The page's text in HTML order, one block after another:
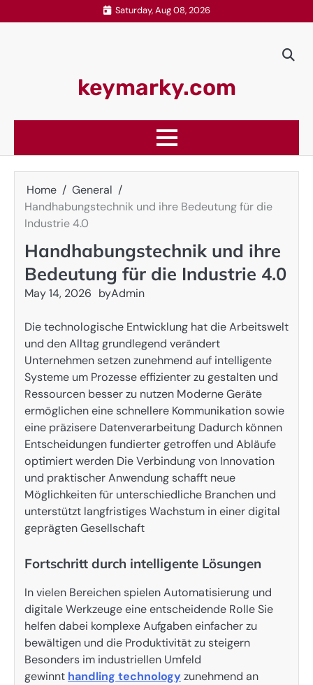
to
Saturday, Aug 08, 2026
keymarky.com
Home
General
Handhabungstechnik und ihre Bedeutung für die
Industrie 4.0
Handhabungstechnik und ihre
Bedeutung für die Industrie 4.0
May 14, 2026 byAdmin
Die technologische Entwicklung hat die Arbeitswelt
und den Alltag grundlegend verändert
Unternehmen setzen zunehmend auf intelligente
Systeme um Prozesse effizienter zu gestalten und
Ressourcen besser zu nutzen Moderne Geräte
ermöglichen eine schnellere Kommunikation sowie
eine präzisere Datenverarbeitung Dadurch können
Entscheidungen fundierter getroffen und Abläufe
optimiert werden Die Verbindung von Innovation
und praktischer Anwendung schafft neue
Möglichkeiten für unterschiedliche Branchen und
unterstützt langfristiges Wachstum in einer digital
geprägten Gesellschaft
Fortschritt durch intelligente Lösungen
In vielen Bereichen spielen Automatisierung und
digitale Werkzeuge eine entscheidende Rolle Sie
helfen dabei komplexe Aufgaben einfacher zu
bewältigen und die Produktivität zu steigern
Besonders im industriellen Umfeld
gewinnt handling technologyzunehmend an